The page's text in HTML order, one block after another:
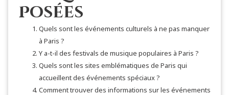
Posées
Quels sont les événements culturels à ne pas manquer
à Paris ?
Y a-t-il des festivals de musique populaires à Paris ?
Quels sont les sites emblématiques de Paris qui
accueillent des événements spéciaux ?
Comment trouver des informations sur les événements